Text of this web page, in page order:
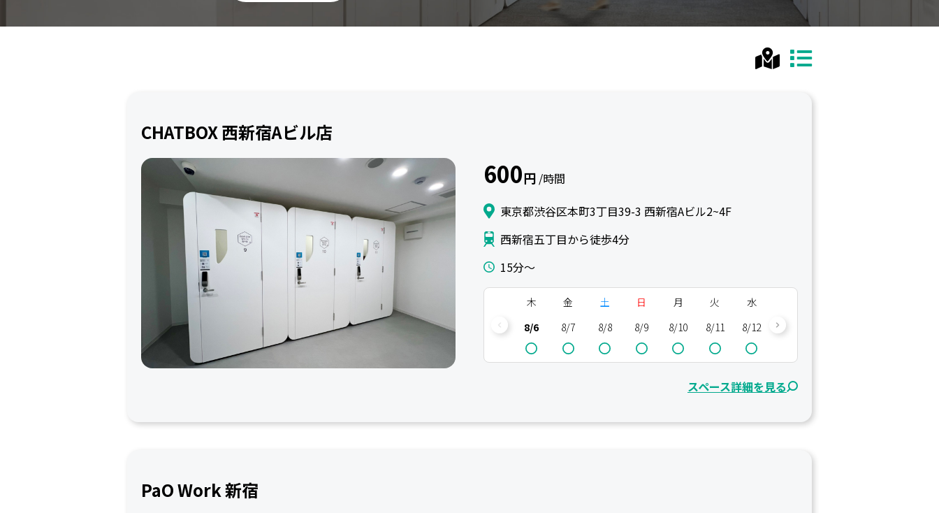
CHATBOX 西新宿Aビル店
600円 /時間
東京都渋谷区本町3丁目39-3 西新宿Aビル2~4F
西新宿五丁目から徒歩4分
15分〜
木
8/6
金
8/7
土
8/8
日
8/9
月
8/10
火
8/11
水
8/12
8/13
スペース詳細を見る
PaO Work 新宿